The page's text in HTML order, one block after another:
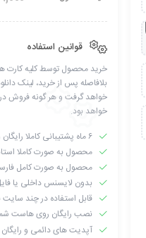
قوانین استفاده
خرید محصول توسط کلیه کارت
بلافاصله پس از خرید، لینک
خواهد گرفت و هر گونه فروش
خواهد بود.
۶ ماه پشتیبانی کاملا رایگان و تضمین شده
محصول به صورت کاملا
محصول به صورت کامل
بدون لایسنس داخلی یا
قابل استفاده در چند
نصب رایگان روی هاست
آپدیت های دائمی و